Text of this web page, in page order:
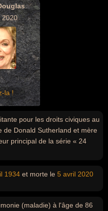
2020
la !
pour les droits civiques au
de Donald Sutherland et mère
principal de la série « 24
1934 et morte le 5 avril 2020
(maladie) à l'âge de 86